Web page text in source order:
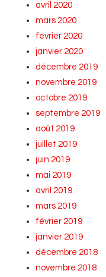
avril 2020
mars 2020
février 2020
janvier 2020
décembre 2019
novembre 2019
octobre 2019
septembre 2019
août 2019
juillet 2019
juin 2019
mai 2019
avril 2019
mars 2019
février 2019
janvier 2019
décembre 2018
novembre 2018